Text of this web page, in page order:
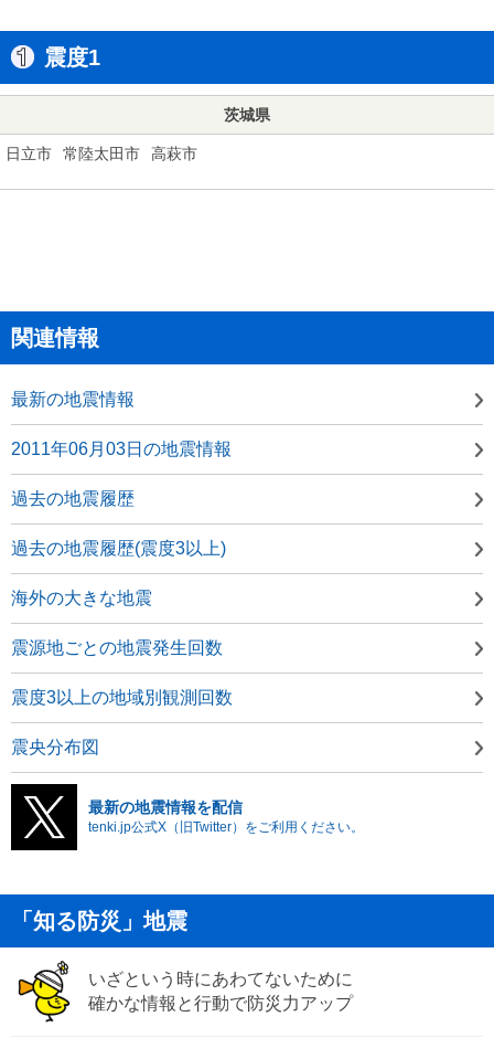
震度1
茨城県
日立市 常陸太田市 高萩市
関連情報
最新の地震情報
2011年06月03日の地震情報
過去の地震履歴
過去の地震履歴(震度3以上)
海外の大きな地震
震源地ごとの地震発生回数
震度3以上の地域別観測回数
震央分布図
最新の地震情報を配信
tenki.jp公式X（旧Twitter）をご利用ください。
「知る防災」地震
いざという時にあわてないために
確かな情報と行動で防災力アップ